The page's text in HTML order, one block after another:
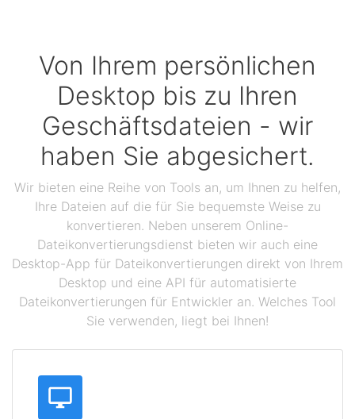
Von Ihrem persönlichen
Desktop bis zu Ihren
Geschäftsdateien - wir
haben Sie abgesichert.
Wir bieten eine Reihe von Tools an, um Ihnen zu helfen,
Ihre Dateien auf die für Sie bequemste Weise zu
konvertieren. Neben unserem Online-
Dateikonvertierungsdienst bieten wir auch eine
Desktop-App für Dateikonvertierungen direkt von Ihrem
Desktop und eine API für automatisierte
Dateikonvertierungen für Entwickler an. Welches Tool
Sie verwenden, liegt bei Ihnen!